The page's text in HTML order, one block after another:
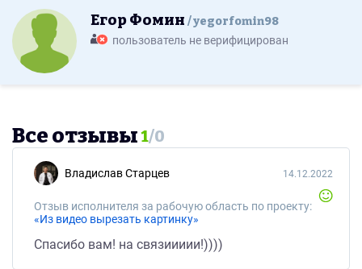
Егор Фомин yegorfomin98
пользователь не верифицирован
Все отзывы1/0
Владислав Старцев
Отзыв исполнителя за рабочую область по проекту:
«Из видео вырезать картинку»
14.12.2022
Спасибо вам! на связиииии!))))